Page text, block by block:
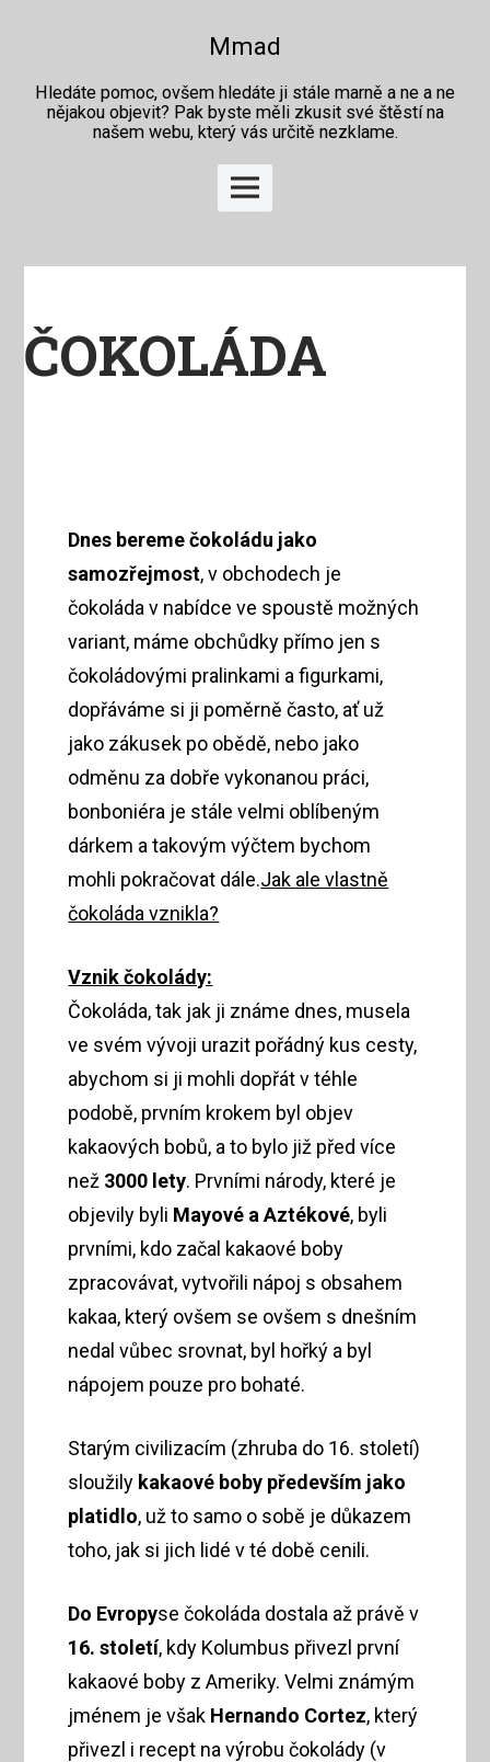
Mmad
Hledáte pomoc, ovšem hledáte ji stále marně a ne a ne
nějakou objevit? Pak byste měli zkusit své štěstí na
našem webu, který vás určitě nezklame.
Main
Menu
ČOKOLÁDA
Dnes bereme čokoládu jako
samozřejmost, v obchodech je
čokoláda v nabídce ve spoustě možných
variant, máme obchůdky přímo jen s
čokoládovými pralinkami a figurkami,
dopřáváme si ji poměrně často, ať už
jako zákusek po obědě, nebo jako
odměnu za dobře vykonanou práci,
bonboniéra je stále velmi oblíbeným
dárkem a takovým výčtem bychom
mohli pokračovat dále.Jak ale vlastně
čokoláda vznikla?
Vznik čokolády:
Čokoláda, tak jak ji známe dnes, musela
ve svém vývoji urazit pořádný kus cesty,
abychom si ji mohli dopřát v téhle
podobě, prvním krokem byl objev
kakaových bobů, a to bylo již před více
než 3000 lety. Prvními národy, které je
objevily byli Mayové a Aztékové, byli
prvními, kdo začal kakaové boby
zpracovávat, vytvořili nápoj s obsahem
kakaa, který ovšem se ovšem s dnešním
nedal vůbec srovnat, byl hořký a byl
nápojem pouze pro bohaté.
Starým civilizacím (zhruba do 16. století)
sloužily kakaové boby především jako
platidlo, už to samo o sobě je důkazem
toho, jak si jich lidé v té době cenili.
Do Evropyse čokoláda dostala až právě v
16. století, kdy Kolumbus přivezl první
kakaové boby z Ameriky. Velmi známým
jménem je však Hernando Cortez, který
přivezl i recept na výrobu čokolády (v